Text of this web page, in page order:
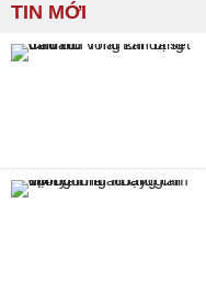
TIN MỚI